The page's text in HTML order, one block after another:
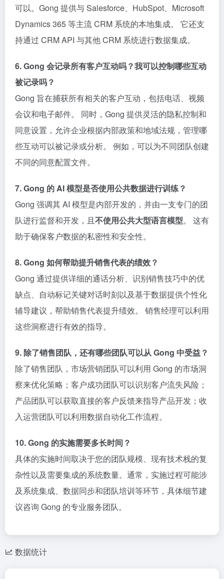
可以。Gong 提供与 Salesforce、HubSpot、Microsoft
Dynamics 365 等主流 CRM 系统的本地集成。 它还支
持通过 CRM API 与其他 CRM 系统进行数据集成。
6. Gong 会记录所有客户互动吗？我可以控制哪些互动
被记录吗？
Gong 旨在捕获所有相关的客户互动，包括电话、视频
会议和电子邮件。 同时，Gong 提供灵活的隐私控制和
同意设置，允许企业根据内部政策和地域法规，管理哪
些互动可以被记录或分析。 例如，可以为不同团队创建
不同的同意配置文件。
7. Gong 的 AI 模型是否使用公共数据进行训练？
Gong 强调其 AI 模型是内部开发的，并由一支专门的团
队进行监督和开发，且不使用公共大型语言模型。 这有
助于确保客户数据的私密性和安全性。
8. Gong 如何帮助提升销售代表的绩效？
Gong 通过提供详细的通话分析、识别销售技巧中的优
缺点、自动标记关键对话时刻以及基于数据提供个性化
辅导建议，帮助销售代表提升绩效。 销售经理可以利用
这些洞察进行有效的指导。
9. 除了销售团队，还有哪些团队可以从 Gong 中受益？
除了销售团队，市场营销团队可以利用 Gong 的市场洞
察来优化策略；客户成功团队可以识别客户流失风险；
产品团队可以获取直接的客户反馈来指导产品开发；收
入运营团队可以利用数据自动化工作流程。
10. Gong 的实施需要多长时间？
具体的实施时间取决于您的团队规模、现有技术栈的复
杂性以及需要集成的系统数量。通常，实施过程可能涉
及系统集成、数据同步和团队培训等环节，具体细节建
议咨询 Gong 的专业服务团队。
数据统计